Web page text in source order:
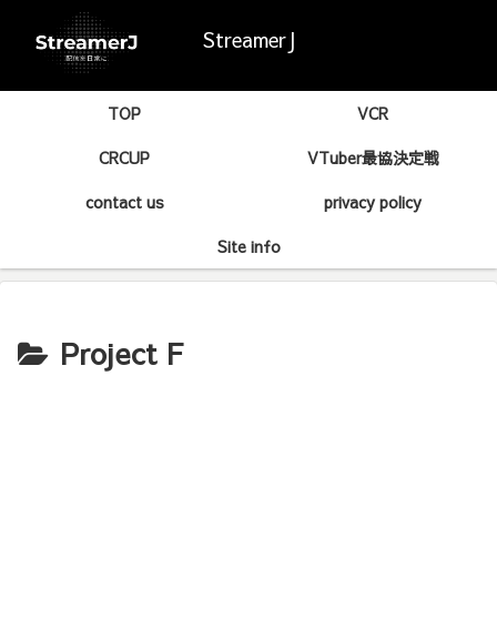
StreamerJ
TOP
VCR
CRCUP
VTuber最協決定戦
contact us
privacy policy
Site info
Project F